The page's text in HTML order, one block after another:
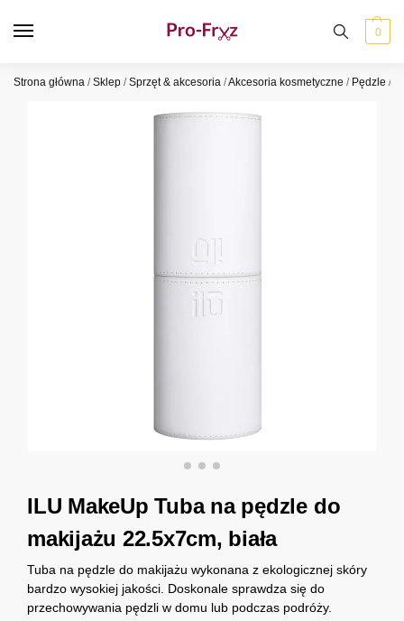
0
Strona główna /Sklep /Sprzęt & akcesoria /Akcesoria kosmetyczne / Pędzle /
ILU MakeUp Tuba na pędzle do
makijażu 22.5x7cm, biała
Tuba na pędzle do makijażu wykonana z ekologicznej skóry
bardzo wysokiej jakości. Doskonale sprawdza się do
przechowywania pędzli w domu lub podczas podróży.